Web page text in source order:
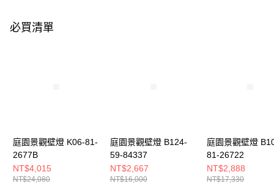
必買清單
庭園景觀壁燈 K06-81-
2677B
NT$4,015
NT$24,080
庭園景觀壁燈 B124-
59-84337
NT$2,667
NT$16,000
庭園景觀壁燈
81-26722
NT$2,888
NT$17,330